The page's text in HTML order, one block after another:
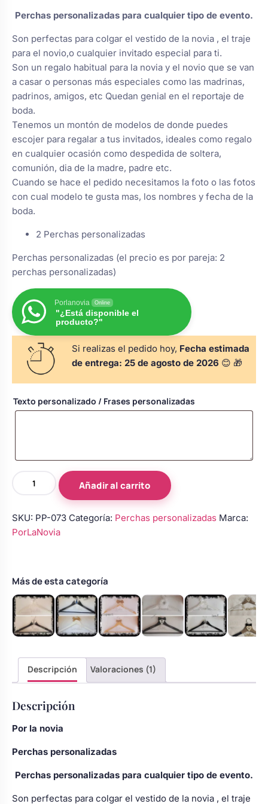
para arras
alianzas
porta alianzas
de boda
y pala tarta
damas de honor
bebé boda
floral coche
Perchas de comunión
Rasca y Gana para Comunión:
Sorpresas y Diversión
Detalles de comunión para invitados
Ver todo
Bolsos personalizados
Neceseres personalizados
Otros regalos
Ver todo
Perchas personalizadas para cualquier tipo de evento.
Son perfectas para colgar el vestido de la novia , el traje
para el novio,o cualquier invitado especial para ti.
Son un regalo habitual para la novia y el novio que se van
a casar o personas más especiales como las madrinas,
padrinos, amigos, etc Quedan genial en el reportaje de
boda.
Tenemos un montón de modelos de donde puedes
escojer para regalar a tus invitados, ideales como regalo
en cualquier ocasión como despedida de soltera,
comunión, dia de la madre, padre etc.
Cuando se hace el pedido necesitamos la foto o las fotos
con cual modelo te gusta mas, los nombres y fecha de la
boda.
2 Perchas personalizadas
Perchas personalizadas (el precio es por pareja: 2
perchas personalizadas)
Porlanovia Online
"¿Está disponible el
producto?"
Si realizas el pedido hoy, Fecha estimada
de entrega: 25 de agosto de 2026 😊 🎁
Texto personalizado / Frases personalizadas
con
lazo
con
esmoquin
blanco
cantidad
Añadir al carrito
SKU: PP-073 Categoría: Perchas personalizadas Marca:
PorLaNovia
Más de esta categoría
Descripción Valoraciones (1)
Descripción
Por la novia
Perchas personalizadas
Perchas personalizadas para cualquier tipo de evento.
Son perfectas para colgar el vestido de la novia , el traje